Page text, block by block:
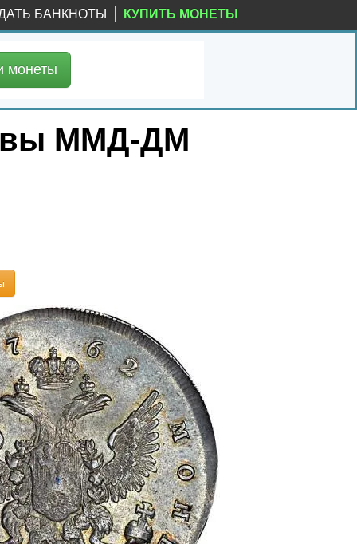
БАНКНОТЫ КУПИТЬ МОНЕТЫ
монеты
ММД-ДМ